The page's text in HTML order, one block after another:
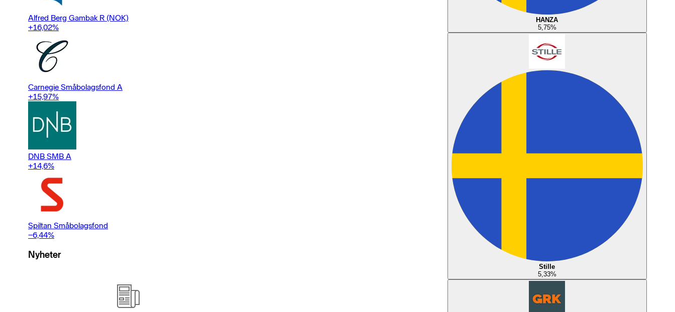
Alfred Berg Gambak R (NOK)
+16,02%
Carnegie Småbolagsfond A
+15,97%
DNB SMB A
+14,6%
Spiltan Småbolagsfond
−6,44%
Nyheter
HANZA
5,75%
Stille
5,33%